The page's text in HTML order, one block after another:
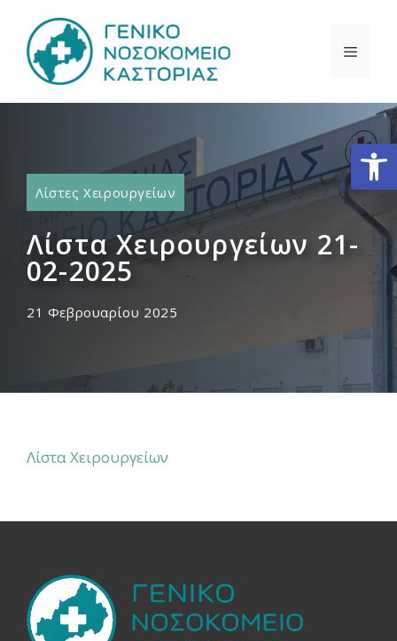
περιεχόμενο
Λίστες Χειρουργείων
Λίστα Χειρουργείων 21-
02-2025
21 Φεβρουαρίου 2025
Λίστα Χειρουργείων